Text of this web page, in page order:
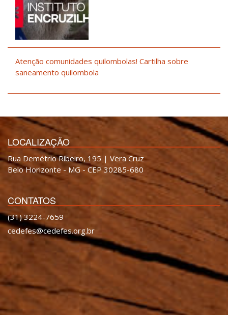
Atenção comunidades quilombolas! Cartilha sobre
saneamento quilombola
LOCALIZAÇÃO
Rua Demétrio Ribeiro, 195 | Vera Cruz
Belo Horizonte - MG - CEP 30285-680
CONTATOS
(31) 3224-7659
cedefes@cedefes.org.br